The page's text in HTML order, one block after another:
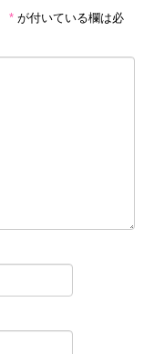
* が付いている欄は必